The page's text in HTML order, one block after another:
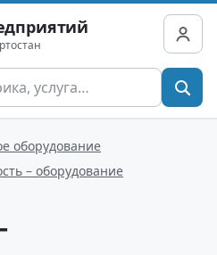
оборудование
– оборудование